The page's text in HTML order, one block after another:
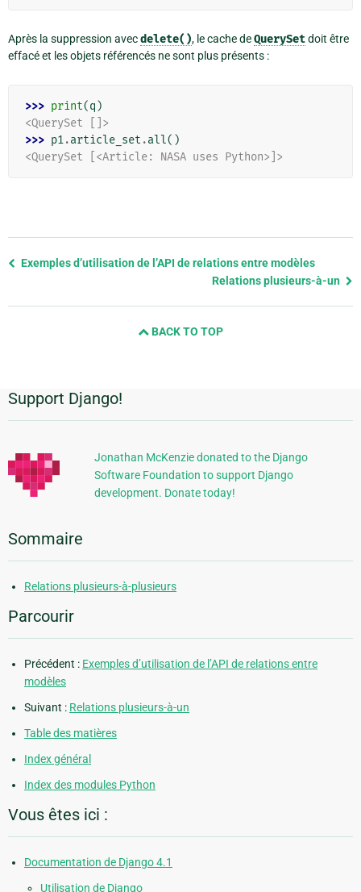
Après la suppression avecdelete(), le cache deQuerySetdoit être
effacé et les objets référencés ne sont plus présents :
>>> print(q )
<QuerySet []>
>>> p1.article_set .all()
<QuerySet [<Article: NASA uses Python>]>
Previous
Exemples d’utilisation de l’API de relations entre modèles
Relations plusieurs-à-un
BACK TO TOP
Informations
supplémentaires
Support Django!
Jonathan McKenzie donated to the Django
Software Foundation to support Django
development. Donate today!
Sommaire
Relations plusieurs-à-plusieurs
Parcourir
Précédent : Exemples d’utilisation de l’API de relations entre
modèles
Suivant : Relations plusieurs-à-un
Table des matières
Index général
Index des modules Python
Vous êtes ici :
Documentation de Django 4.1
Utilisation de Django